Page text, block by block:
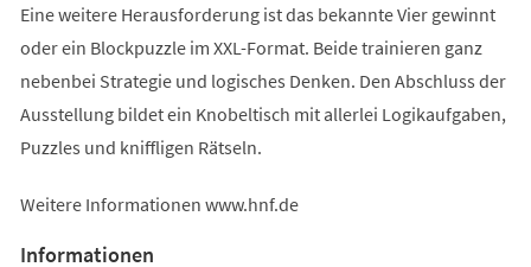
Eine weitere Herausforderung ist das bekannte Vier gewinnt
oder ein Blockpuzzle im XXL-Format. Beide trainieren ganz
nebenbei Strategie und logisches Denken. Den Abschluss der
Ausstellung bildet ein Knobeltisch mit allerlei Logikaufgaben,
Puzzles und kniffligen Rätseln.
Weitere Informationen www.hnf.de
Informationen